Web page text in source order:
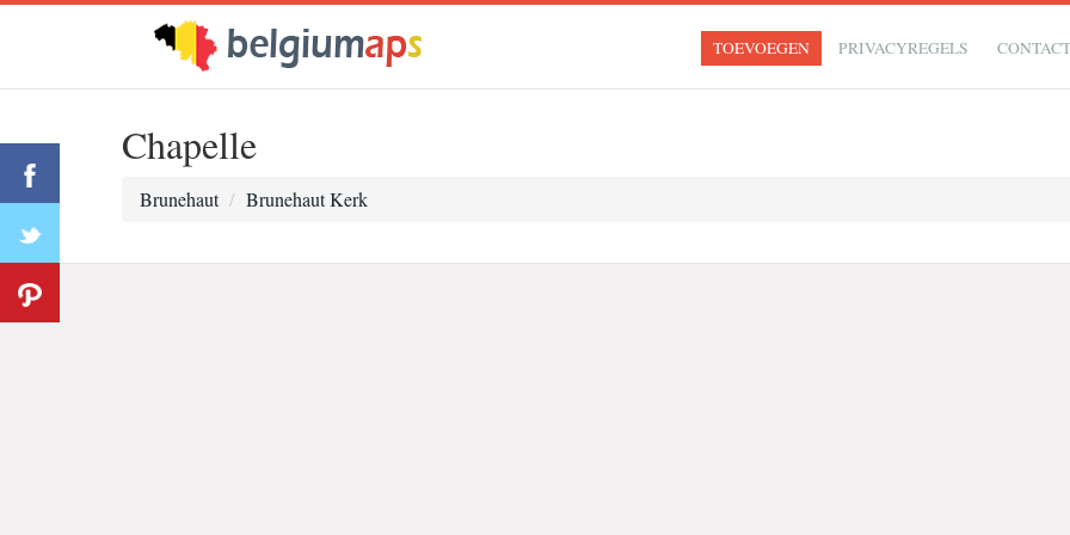
TOEVOEGEN PRIVACYREGELS
Chapelle
Brunehaut Brunehaut Kerk